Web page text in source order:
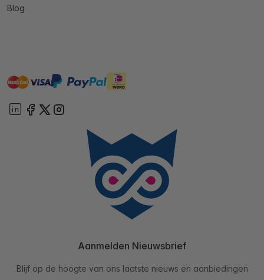
Blog
mastervisa paypal ideal
Aanmelden Nieuwsbrief
Blijf op de hoogte van ons laatste nieuws en aanbiedingen